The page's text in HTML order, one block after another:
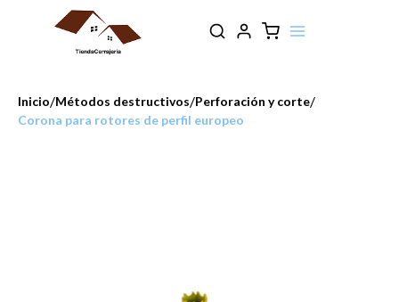
Inicio/Métodos destructivos/Perforación y corte/
Corona para rotores de perfil europeo